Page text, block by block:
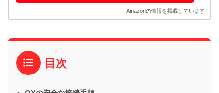
Amazonの情報を掲載しています
目次